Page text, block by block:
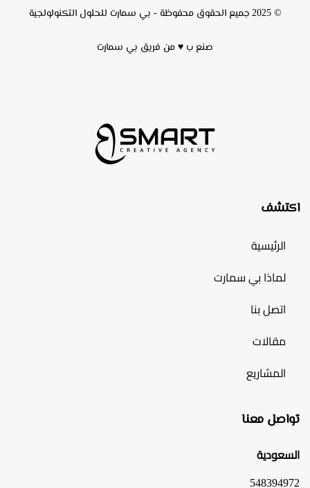
© 2025 جميع الحقوق محفوظة - بي سمارت للحلول التكنولولجية
صنع ب ♥ من فريق بي سمارت
اكتشف
الرئيسية
لماذا بي سمارت
اتصل بنا
مقالات
المشاريع
تواصل معنا
السعودية
548394972